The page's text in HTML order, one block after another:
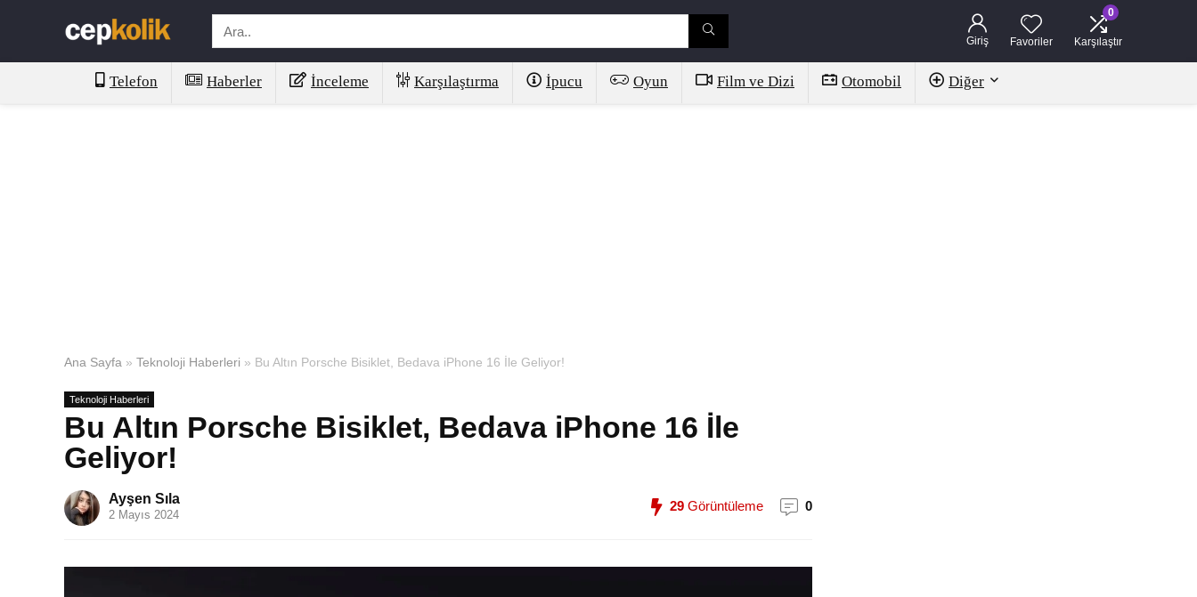
Giriş Favoriler
0
Karşılaştır
Telefon Haberler İnceleme Karşılaştırma İpucu Oyun Film ve Dizi Otomobil Diğer
Ana Sayfa » Teknoloji Haberleri » Bu Altın Porsche Bisiklet, Bedava iPhone 16 İle Geliyor!
Teknoloji Haberleri
Bu Altın Porsche Bisiklet, Bedava iPhone 16 İle
Geliyor!
Ayşen Sıla
2 Mayıs 2024
29 Görüntüleme 0